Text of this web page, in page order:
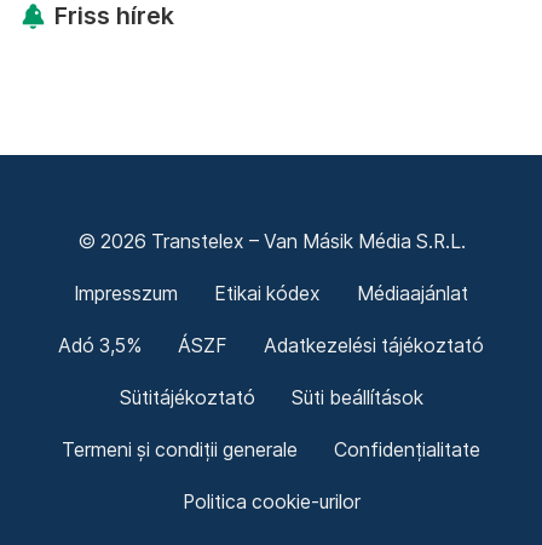
Friss hírek
© 2026 Transtelex – Van Másik Média S.R.L.
Impresszum Etikai kódex Médiaajánlat
Adó 3,5% ÁSZF Adatkezelési tájékoztató
Sütitájékoztató Süti beállítások
Termeni și condiții generale Confidențialitate
Politica cookie-urilor